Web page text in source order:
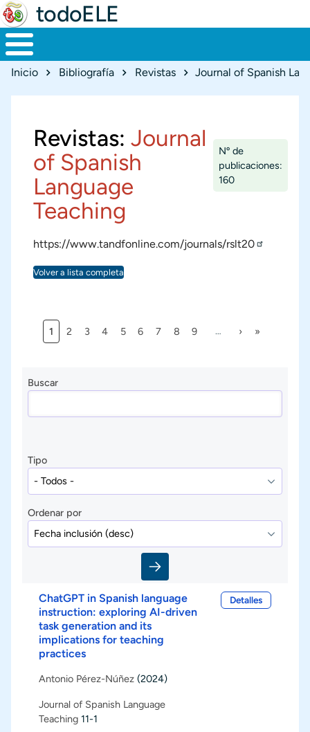
todoELE
Ruta de navegación
Inicio Bibliografía Revistas Journal of Spanish
Revistas: Journal
of Spanish
Language
Teaching
Nº de
publicaciones:
160
https://www.tandfonline.com/journals/rslt20
Volver a lista completa
Paginación
Página actual
1 Página
2 Página
3 Página
4 Página
5 Página
6 Página
7 Página
8 Página
9 … Siguiente
› Última
»
Buscar
Tipo
Ordenar por
ChatGPT in Spanish language
instruction: exploring AI-driven
task generation and its
implications for teaching
practices
Antonio Pérez-Núñez (2024)
Journal of Spanish Language
Teaching 11-1
Detalles